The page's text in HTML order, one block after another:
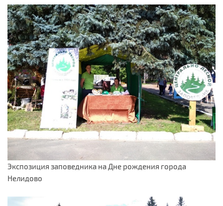
Экспозиция заповедника на Дне рождения города
Нелидово